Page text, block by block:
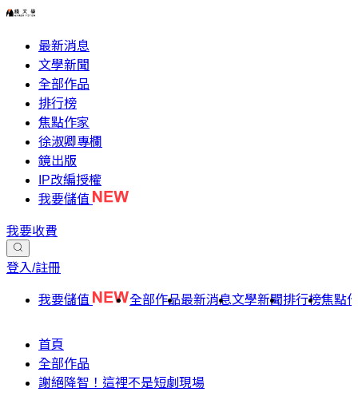
最新消息
文學新聞
全部作品
排行榜
焦點作家
徐淑卿專欄
鏡出版
IP改編授權
我要儲值
我要收費
登入/註冊
我要儲值 全部作品最新消息文學新聞排行榜焦點
首頁
全部作品
謝絕降智！這裡不是短劇現場